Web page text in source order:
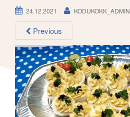
h
f
r
:
24.12.2021 KODUKOKK_ADMIN
Previous